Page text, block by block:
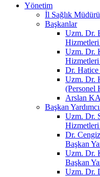
Yönetim
İl Sağlık Müdürü
Başkanlar
Uzm. Dr.
Hizmetleri
Uzm. Dr.
Hizmetleri
Dr. Hatice
Uzm. Dr.
(Personel
Arslan
Başkan
Uzm. Dr.
Hizmetleri
Dr.
Başkan
Uzm. Dr.
Başkan
Uzm. Dr.